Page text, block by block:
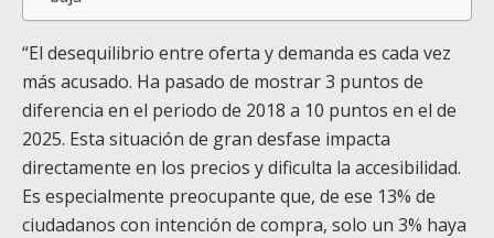
“El desequilibrio entre oferta y demanda es cada vez
más acusado. Ha pasado de mostrar 3 puntos de
diferencia en el periodo de 2018 a 10 puntos en el de
2025. Esta situación de gran desfase impacta
directamente en los precios y dificulta la accesibilidad.
Es especialmente preocupante que, de ese 13% de
ciudadanos con intención de compra, solo un 3% haya